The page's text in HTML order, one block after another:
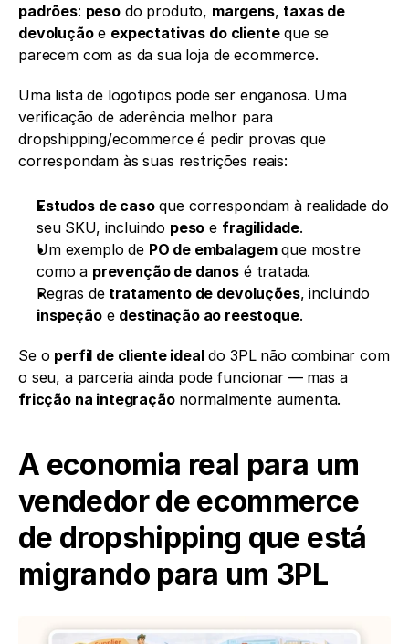
padrões: peso do produto, margens, taxas de
devolução e expectativas do cliente que se
parecem com as da sua loja de ecommerce.
Uma lista de logotipos pode ser enganosa. Uma
verificação de aderência melhor para
dropshipping/ecommerce é pedir provas que
correspondam às suas restrições reais:
Estudos de caso que correspondam à realidade do
seu SKU, incluindo peso e fragilidade.
Um exemplo de PO de embalagem que mostre
como a prevenção de danos é tratada.
Regras de tratamento de devoluções
inspeção e destinação ao reestoque.
Se o perfil de cliente ideal do 3PL não combinar com
o seu, a parceria ainda pode funcionar — mas a
fricção na integração normalmente aumenta.
A economia real para um
vendedor de ecommerce
de dropshipping que está
migrando para um 3PL